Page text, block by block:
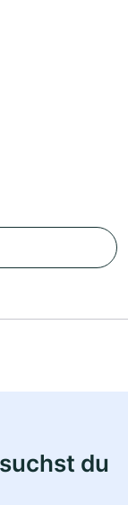
du